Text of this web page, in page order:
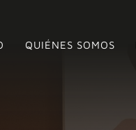
QUIÉNES SOMOS